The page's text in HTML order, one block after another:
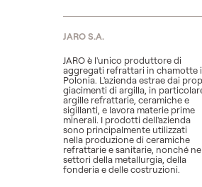
JARO S.A.
JARO è l'unico produttore di
aggregati refrattari in chamotte
Polonia. L'azienda estrae dai
giacimenti di argilla, in
argille refrattarie, ceramiche e
sigillanti, e lavora materie prime
minerali. I prodotti dell'azienda
sono principalmente utilizzati
nella produzione di ceramiche
refrattarie e sanitarie, nonché nei
settori della metallurgia, della
fonderia e delle costruzioni.